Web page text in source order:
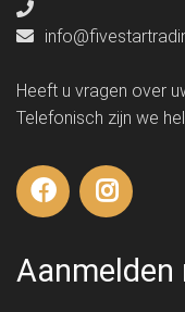
Heeft u vragen over
Telefonisch zijn we